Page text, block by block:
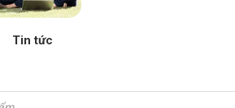
Tin tức